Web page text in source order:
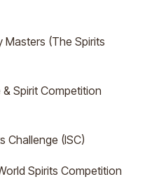
(The Spirits
Spirit Competition
Challenge (ISC)
Spirits Competition